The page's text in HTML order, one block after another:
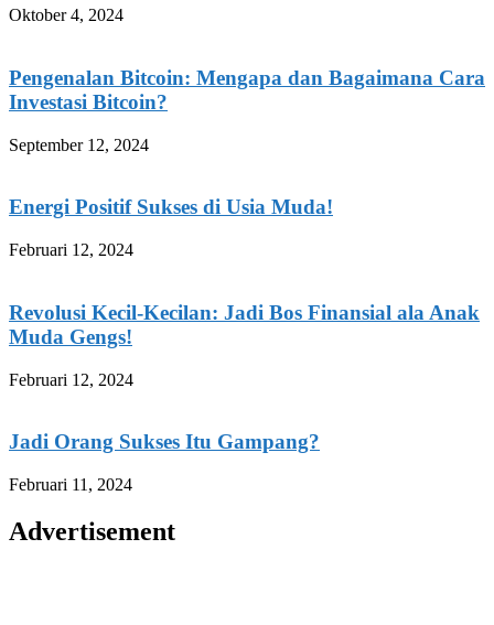
Oktober 4, 2024
Pengenalan Bitcoin: Mengapa dan Bagaimana Cara
Investasi Bitcoin?
September 12, 2024
Energi Positif Sukses di Usia Muda!
Februari 12, 2024
Revolusi Kecil-Kecilan: Jadi Bos Finansial ala Anak
Muda Gengs!
Februari 12, 2024
Jadi Orang Sukses Itu Gampang?
Februari 11, 2024
Advertisement